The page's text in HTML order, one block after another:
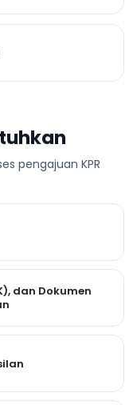
pengajuan KPR
dan Dokumen